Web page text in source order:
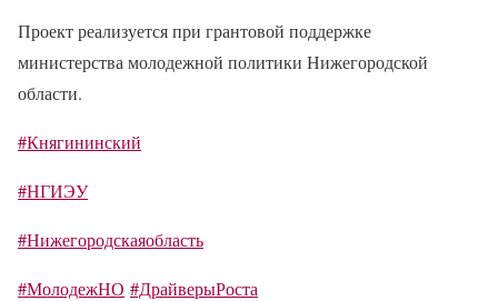
Проект реализуется при грантовой поддержке
министерства молодежной политики Нижегородской
области.
#Княгининский
#НГИЭУ
#Нижегородскаяобласть
#МолодежНО #ДрайверыРоста